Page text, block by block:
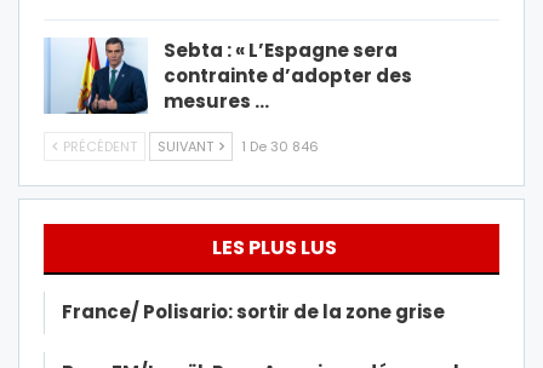
Sebta : « L’Espagne sera
contrainte d’adopter des
mesures …
PRÉCÉDENT SUIVANT 1 De 30 846
LES PLUS LUS
France/ Polisario: sortir de la zone grise